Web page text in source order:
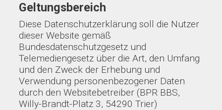
Geltungsbereich
Diese Datenschutzerklärung soll die Nutzer
dieser Website gemäß
Bundesdatenschutzgesetz und
Telemediengesetz über die Art, den Umfang
und den Zweck der Erhebung und
Verwendung personenbezogener Daten
durch den Websitebetreiber (BPR BBS,
Willy-Brandt-Platz 3, 54290 Trier)